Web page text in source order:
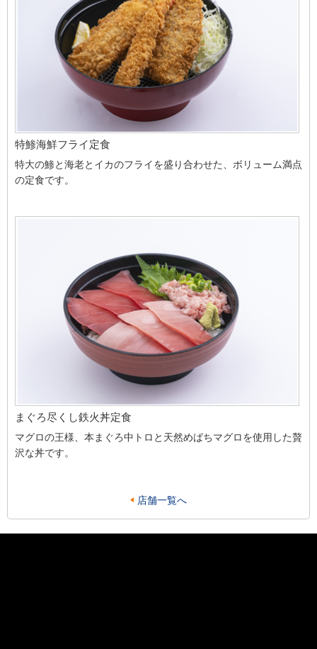
特鯵海鮮フライ定食
特大の鯵と海老とイカのフライを盛り合わせた、ボリューム満点
の定食です。
まぐろ尽くし鉄火丼定食
マグロの王様、本まぐろ中トロと天然めばちマグロを使用した贅
沢な丼です。
店舗一覧へ